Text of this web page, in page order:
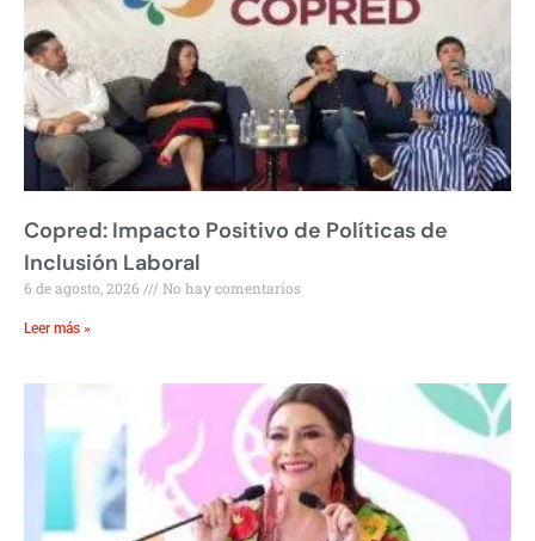
Copred: Impacto Positivo de Políticas de
Inclusión Laboral
6 de agosto, 2026 No hay comentarios
Leer más »